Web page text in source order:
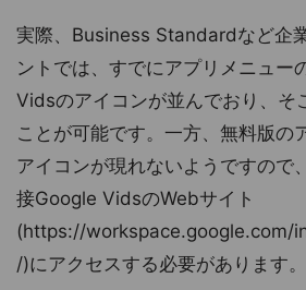
実際、Business Standardなど企
ントでは、すでにアプリメニュー
Vidsのアイコンが並んでおり、そ
ことが可能です。一方、無料版の
アイコンが現れないようですので
接Google VidsのWebサイト
(https://workspace.google.com/
/)にアクセスする必要があります。